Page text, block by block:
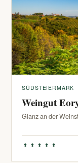
SÜDSTEIERMARK
Weingut
Glanz an der